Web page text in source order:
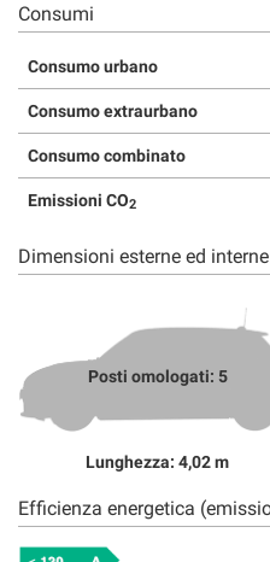
Consumi
Consumo urbano
Consumo extraurbano
Consumo combinato
Emissioni CO2
Dimensioni esterne ed interne
Posti omologati: 5
Lunghezza: 4,02 m
Efficienza energetica